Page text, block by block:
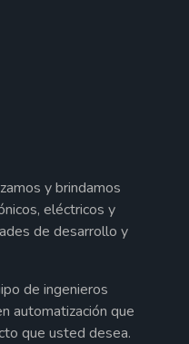
y brindamos
eléctricos y
de desarrollo y
de ingenieros
automatización que
que usted desea.